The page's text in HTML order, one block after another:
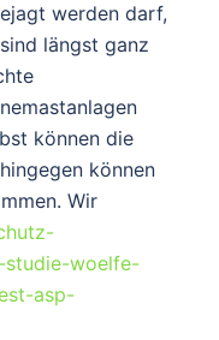
werden darf,
längst ganz
können die
können
Wir
studie-woelfe-
asp-